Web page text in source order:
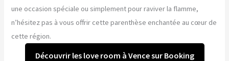
une occasion spéciale ou simplement pour raviver la flamme,
n’hésitez pas à vous offrir cette parenthèse enchantée au cœur de
cette région.
Découvrir les love room à Vence sur Booking